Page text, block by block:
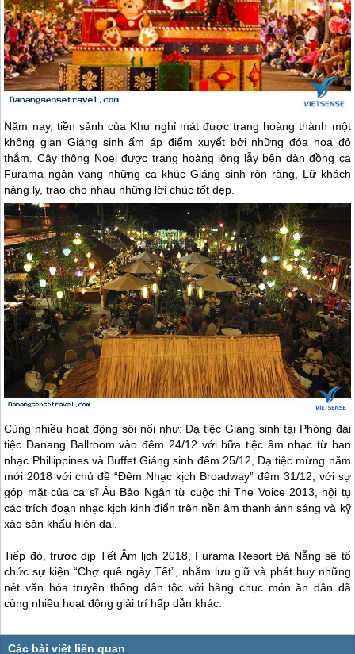
Năm nay, tiền sảnh của Khu nghỉ mát được trang hoàng thành một
không gian Giáng sinh ấm áp điểm xuyết bởi những đóa hoa đỏ
thắm. Cây thông Noel được trang hoàng lộng lẫy bên dàn đồng ca
Furama ngân vang những ca khúc Giáng sinh rộn ràng, Lữ khách
nâng ly, trao cho nhau những lời chúc tốt đẹp.
Cùng nhiều hoạt động sôi nổi như: Dạ tiệc Giáng sinh tại Phòng đại
tiệc Danang Ballroom vào đêm 24/12 với bữa tiệc âm nhạc từ ban
nhạc Phillippines và Buffet Giáng sinh đêm 25/12, Dạ tiệc mừng năm
mới 2018 với chủ đề “Đêm Nhạc kịch Broadway” đêm 31/12, với sự
góp mặt của ca sĩ Âu Bảo Ngân từ cuộc thi The Voice 2013, hội tụ
các trích đoạn nhạc kịch kinh điển trên nền âm thanh ánh sáng và kỹ
xảo sân khấu hiện đại.
Tiếp đó, trước dịp Tết Âm lịch 2018, Furama ResortĐà Nẵng sẽ tổ
chức sự kiện “Chợ quê ngày Tết”, nhằm lưu giữ và phát huy những
nét văn hóa truyền thống dân tộc với hàng chục món ăn dân dã
cùng nhiều hoạt động giải trí hấp dẫn khác.